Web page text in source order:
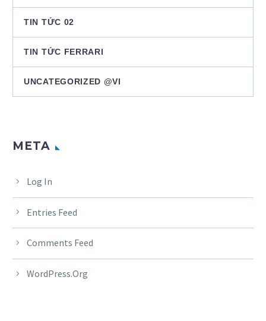
TIN TỨC 02
TIN TỨC FERRARI
UNCATEGORIZED @VI
META
Log In
Entries Feed
Comments Feed
WordPress.org